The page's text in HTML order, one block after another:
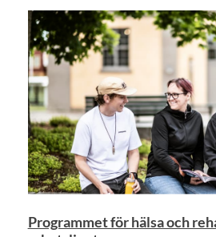
Programmet för hälsa och